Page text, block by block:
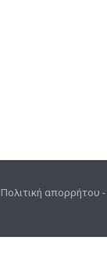
Πολιτική απορρήτου -